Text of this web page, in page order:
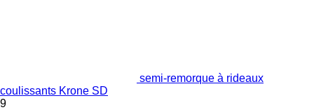
semi-remorque à rideaux
coulissants Krone SD
9